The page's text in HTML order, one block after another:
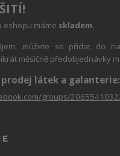
ŠITÍ!
eshopu máme skladem.
můžete se přidat do
měsíčně předobjednávky
látek a galanterie:
groups/